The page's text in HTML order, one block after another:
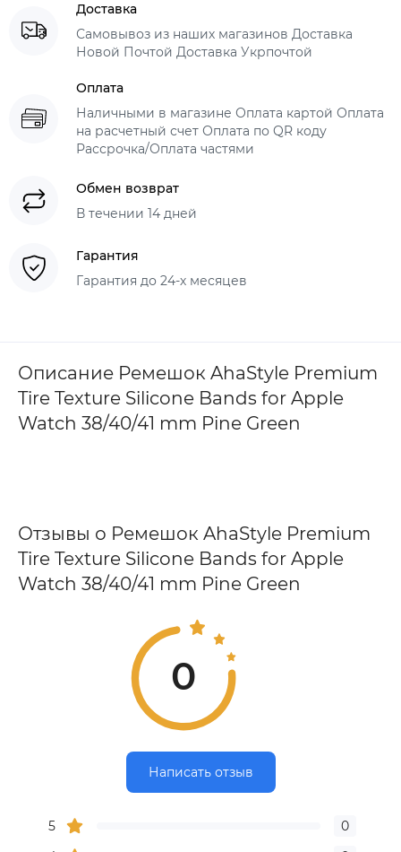
Доставка
Самовывоз из наших магазинов Доставка
Новой Почтой Доставка Укрпочтой
Оплата
Наличными в магазине Оплата картой Оплата
на расчетный счет Оплата по QR коду
Рассрочка/Оплата частями
Обмен возврат
В течении 14 дней
Гарантия
Гарантия до 24-х месяцев
Описание Ремешок AhaStyle Premium
Tire Texture Silicone Bands for Apple
Watch 38/40/41 mm Pine Green
Отзывы о Ремешок AhaStyle Premium
Tire Texture Silicone Bands for Apple
Watch 38/40/41 mm Pine Green
0
Написать отзыв
5
0